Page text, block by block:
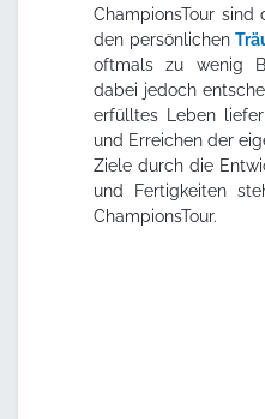
ChampionsTour sind
den persönlichen
oftmals zu wenig
dabei jedoch
erfülltes Leben
und Erreichen der
Ziele durch die
und Fertigkeiten
ChampionsTour.